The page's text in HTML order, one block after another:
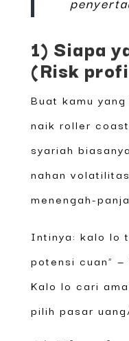
1) Siapa
(Risk
Buat kamu
naik roller
syariah
nahan
menengah-
Intinya: kalo lo
potensi cuan”
Kalo lo cari
pilih pasar